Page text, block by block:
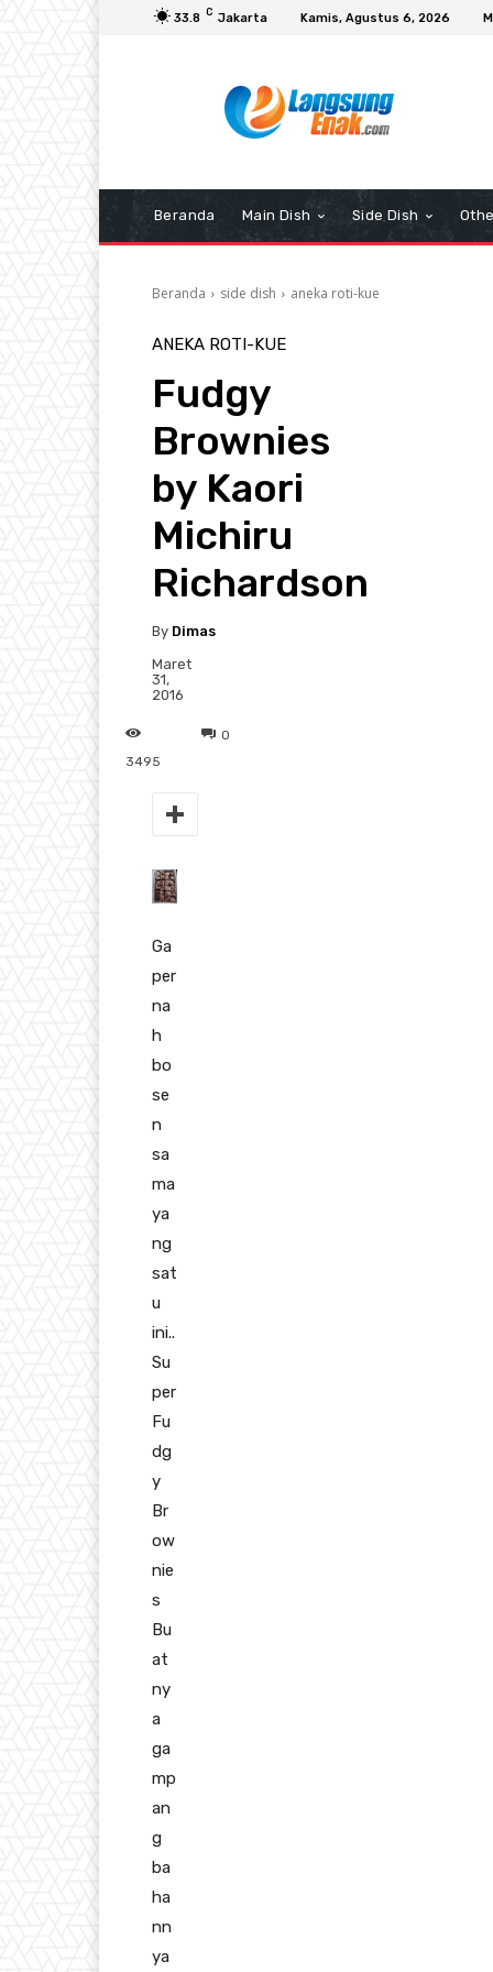
33.8 C Jakarta Kamis, Agustus 6, 2026
Beranda Main Dish Side Dish
Beranda side dish aneka roti-kue
ANEKA ROTI-KUE
Fudgy
Brownies
by Kaori
Michiru
Richardson
By Dimas
Maret
31,
2016
0
3495
Ga
per
na
h
bo
se
n
sa
ma
ya
ng
sat
u
ini..
Su
per
Fu
dg
y
Br
ow
nie
s
Bu
at
ny
a
ga
mp
an
g
ba
ha
nn
ya